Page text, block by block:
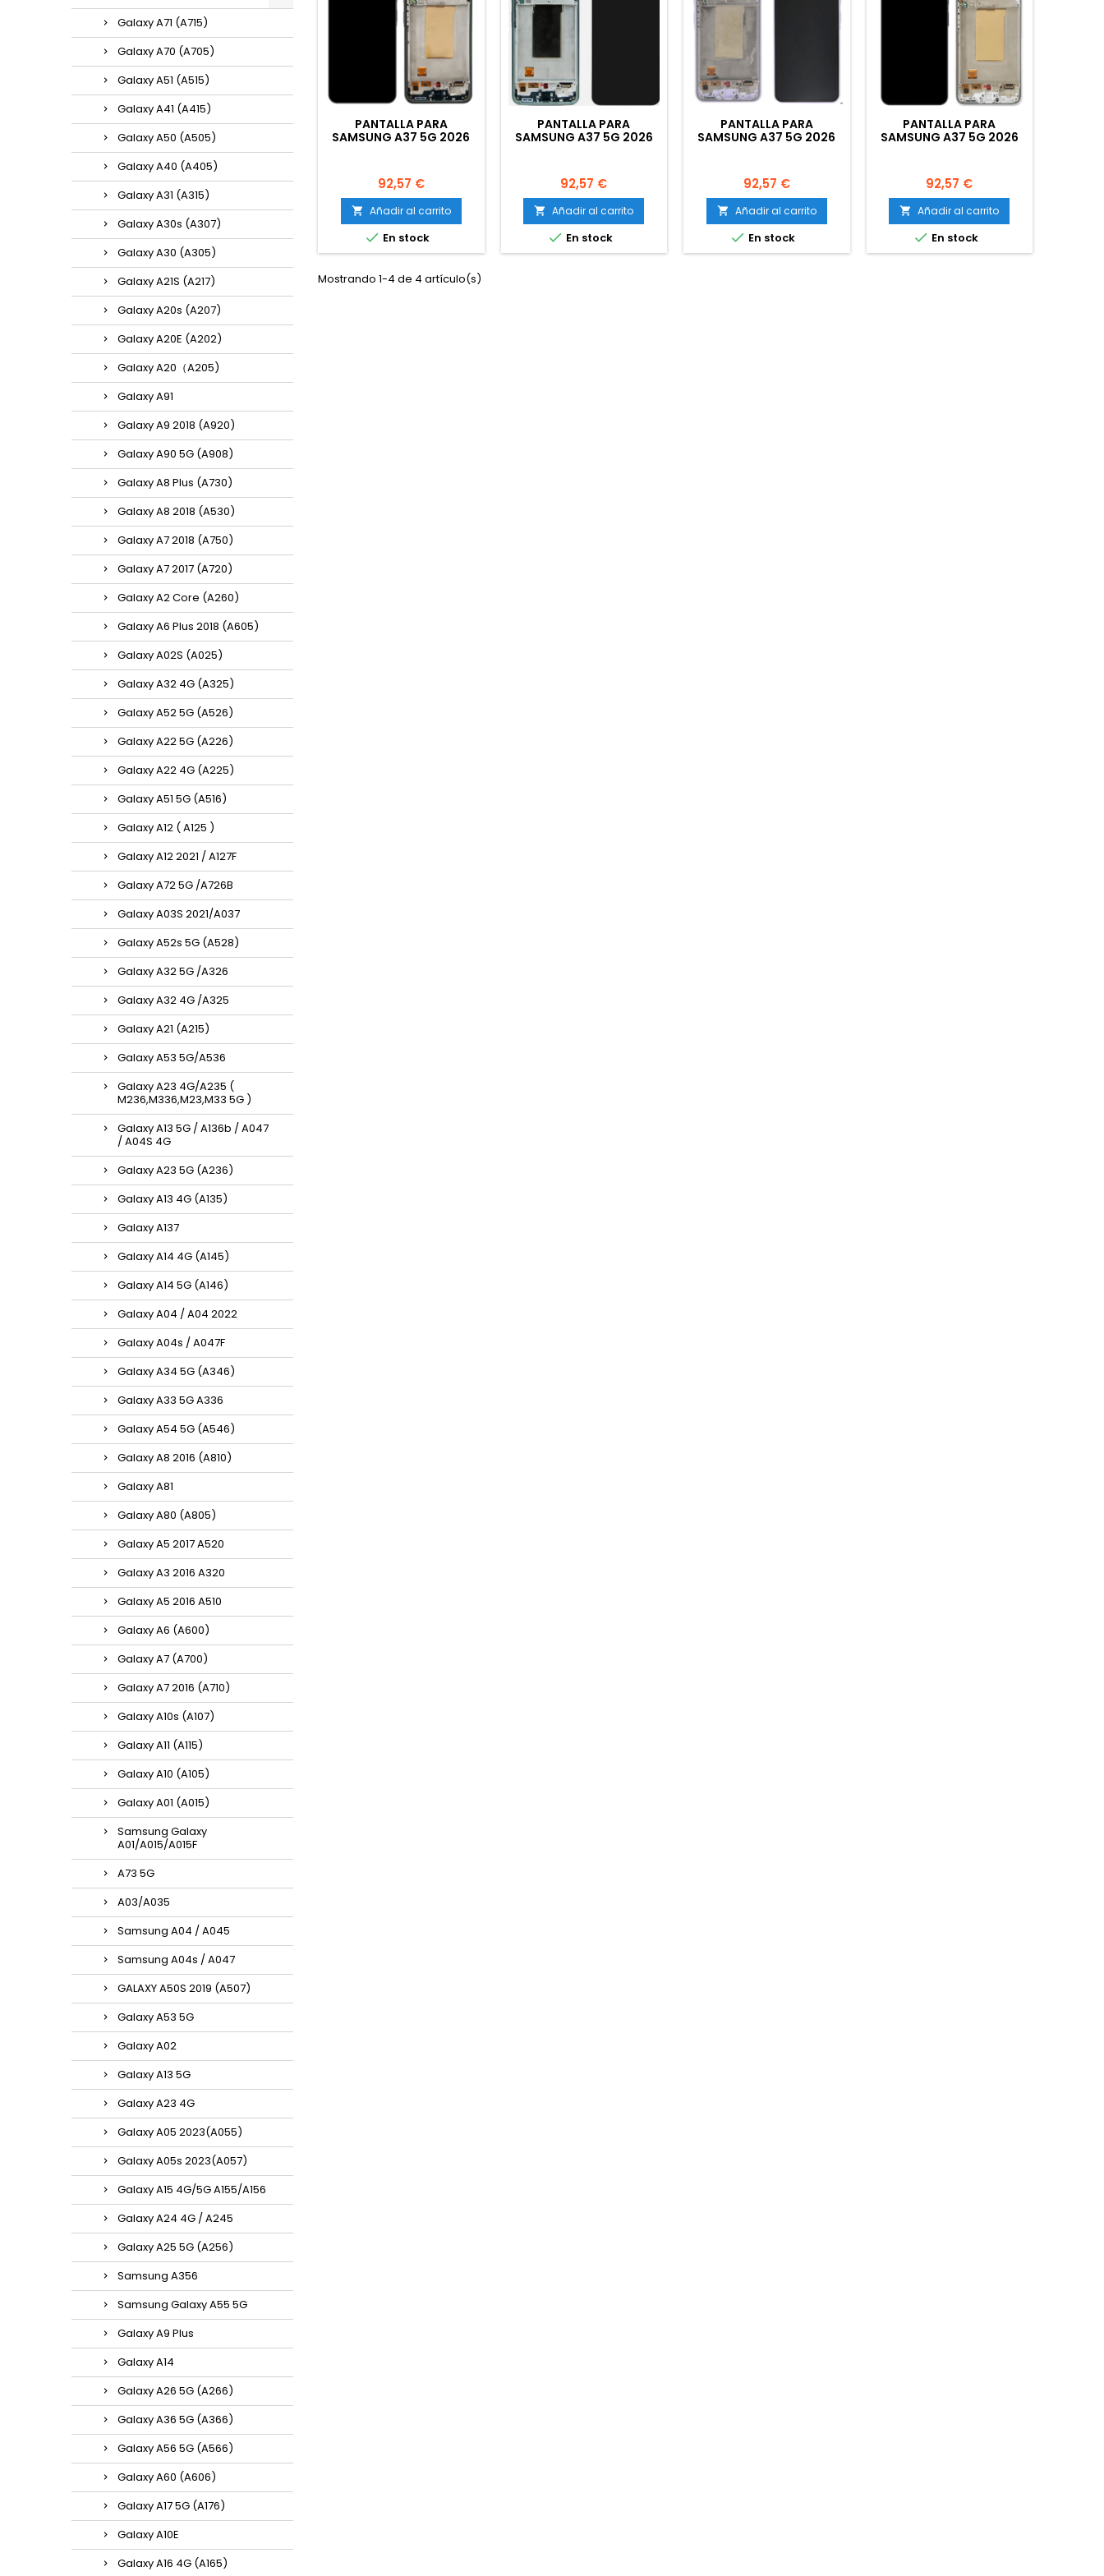
Galaxy A71 (A715)
Galaxy A70 (A705)
Galaxy A51 (A515)
Galaxy A41 (A415)
Galaxy A50 (A505)
Galaxy A40 (A405)
Galaxy A31 (A315)
Galaxy A30s (A307)
Galaxy A30 (A305)
Galaxy A21S (A217)
Galaxy A20s (A207)
Galaxy A20E (A202)
Galaxy A20（A205)
Galaxy A91
Galaxy A9 2018 (A920)
Galaxy A90 5G (A908)
Galaxy A8 Plus (A730)
Galaxy A8 2018 (A530)
Galaxy A7 2018 (A750)
Galaxy A7 2017 (A720)
Galaxy A2 Core (A260)
Galaxy A6 Plus 2018 (A605)
Galaxy A02S (A025)
Galaxy A32 4G (A325)
Galaxy A52 5G (A526)
Galaxy A22 5G (A226)
Galaxy A22 4G (A225)
Galaxy A51 5G (A516)
Galaxy A12 ( A125 )
Galaxy A12 2021 / A127F
Galaxy A72 5G /A726B
Galaxy A03S 2021/A037
Galaxy A52s 5G (A528)
Galaxy A32 5G /A326
Galaxy A32 4G /A325
Galaxy A21 (A215)
Galaxy A53 5G/A536
Galaxy A23 4G/A235 (
M236,M336,M23,M33 5G )
Galaxy A13 5G / A136b / A047
/ A04S 4G
Galaxy A23 5G (A236)
Galaxy A13 4G (A135)
Galaxy A137
Galaxy A14 4G (A145)
Galaxy A14 5G (A146)
Galaxy A04 / A04 2022
Galaxy A04s / A047F
Galaxy A34 5G (A346)
Galaxy A33 5G A336
Galaxy A54 5G (A546)
Galaxy A8 2016 (A810)
Galaxy A81
Galaxy A80 (A805)
Galaxy A5 2017 A520
Galaxy A3 2016 A320
Galaxy A5 2016 A510
Galaxy A6 (A600)
Galaxy A7 (A700)
Galaxy A7 2016 (A710)
Galaxy A10s (A107)
Galaxy A11 (A115)
Galaxy A10 (A105)
Galaxy A01 (A015)
Samsung Galaxy
A01/A015/A015F
A73 5G
A03/A035
Samsung A04 / A045
Samsung A04s / A047
GALAXY A50S 2019 (A507)
Galaxy A53 5G
Galaxy A02
Galaxy A13 5G
Galaxy A23 4G
Galaxy A05 2023(A055)
Galaxy A05s 2023(A057)
Galaxy A15 4G/5G A155/A156
Galaxy A24 4G / A245
Galaxy A25 5G (A256)
Samsung A356
Samsung Galaxy A55 5G
Galaxy A9 Plus
Galaxy A14
Galaxy A26 5G (A266)
Galaxy A36 5G (A366)
Galaxy A56 5G (A566)
Galaxy A60 (A606)
Galaxy A17 5G (A176)
Galaxy A10E
Galaxy A16 4G (A165)
PANTALLA PARA
SAMSUNG A37 5G 2026
SERVICEPACK)
Precio
92,57 €
 Añadir al carrito
 En stock
PANTALLA PARA
SAMSUNG A37 5G 2026
SERVICEPACK)
Precio
92,57 €
 Añadir al carrito
 En stock
PANTALLA PARA
SAMSUNG A37 5G 2026
SERVICEPACK)
Precio
92,57 €
 Añadir al carrito
 En stock
PANTALLA PARA
SAMSUNG A37 5G 2026
SERVICEPACK)
Precio
92,57 €
 Añadir al carrito
 En stock
Mostrando 1-4 de 4 artículo(s)